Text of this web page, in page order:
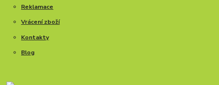
Reklamace
Vrácení zboží
Kontakty
Blog